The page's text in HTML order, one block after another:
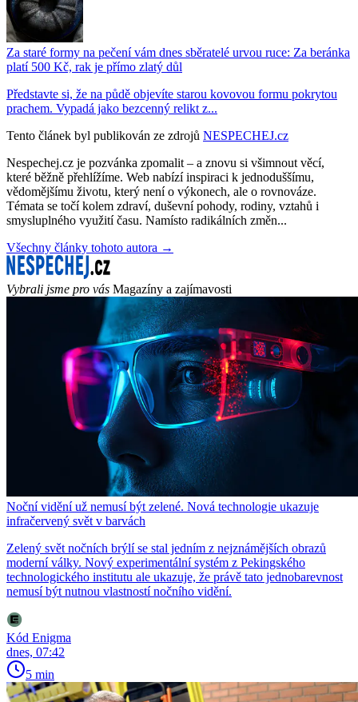
Za staré formy na pečení vám dnes sběratelé urvou ruce: Za beránka
platí 500 Kč, rak je přímo zlatý důl
Představte si, že na půdě objevíte starou kovovou formu pokrytou
prachem. Vypadá jako bezcenný relikt z...
Tento článek byl publikován ze zdrojů NESPECHEJ.cz
Nespechej.cz je pozvánka zpomalit – a znovu si všimnout věcí,
které běžně přehlížíme. Web nabízí inspiraci k jednoduššímu,
vědomějšímu životu, který není o výkonech, ale o rovnováze.
Témata se točí kolem zdraví, duševní pohody, rodiny, vztahů i
smysluplného využití času. Namísto radikálních změn...
Všechny články tohoto autora →
Vybrali jsme pro vás Magazíny a zajímavosti
Noční vidění už nemusí být zelené. Nová technologie ukazuje
infračervený svět v barvách
Zelený svět nočních brýlí se stal jedním z nejznámějších obrazů
moderní války. Nový experimentální systém z Pekingského
technologického institutu ale ukazuje, že právě tato jednobarevnost
nemusí být nutnou vlastností nočního vidění.
Kód Enigma
dnes, 07:42
5 min